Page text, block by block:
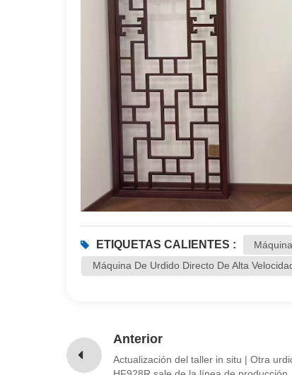
ETIQUETAS CALIENTES :
Máquina De Urdido Directo De Alta
Anterior
Actualización del taller in situ | Otra